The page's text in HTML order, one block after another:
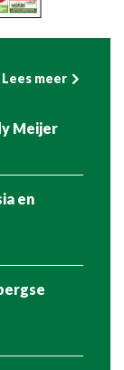
Lees meer
Meijer
en